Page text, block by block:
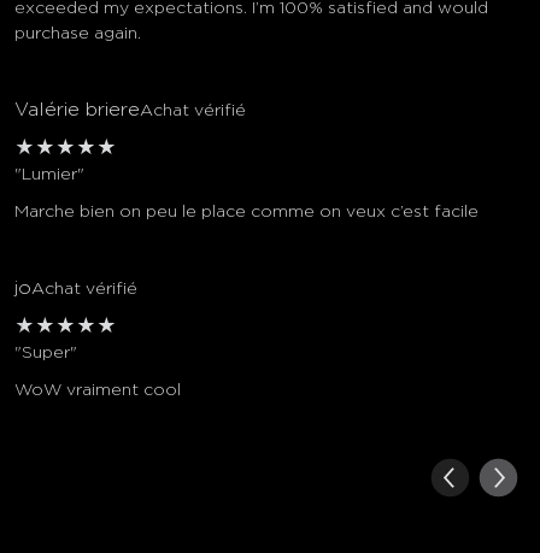
exceeded my expectations. I’m 100% satisfied and would
purchase again.
Valérie briereAchat vérifié
★ ★ ★ ★ ★
"Lumier"
Marche bien on peu le place comme on veux c’est facile
joAchat vérifié
★ ★ ★ ★ ★
"Super"
WoW vraiment cool